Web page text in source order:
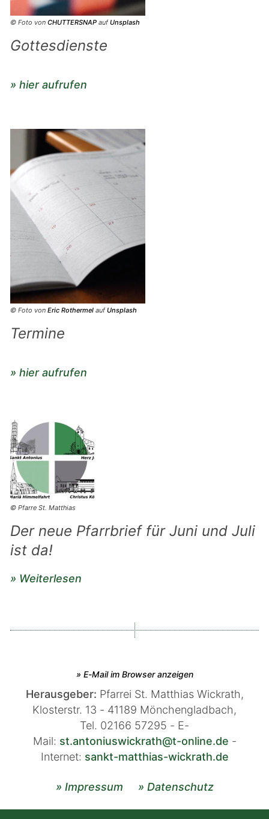
© Foto von CHUTTERSNAP aufUnsplash
Gottesdienste
» hier aufrufen
© Foto von Eric Rothermel aufUnsplash
Termine
» hier aufrufen
© Pfarre St. Matthias
Der neue Pfarrbrief für Juni und Juli
ist da!
» Weiterlesen
» E-Mail im Browser anzeigen
Herausgeber: Pfarrei St. Matthias Wickrath,
Klosterstr. 13 - 41189 Mönchengladbach,
Tel. 02166 57295 - E-
Mail: st.antoniuswickrath@t-online.de -
Internet: sankt-matthias-wickrath.de
» Impressum » Datenschutz